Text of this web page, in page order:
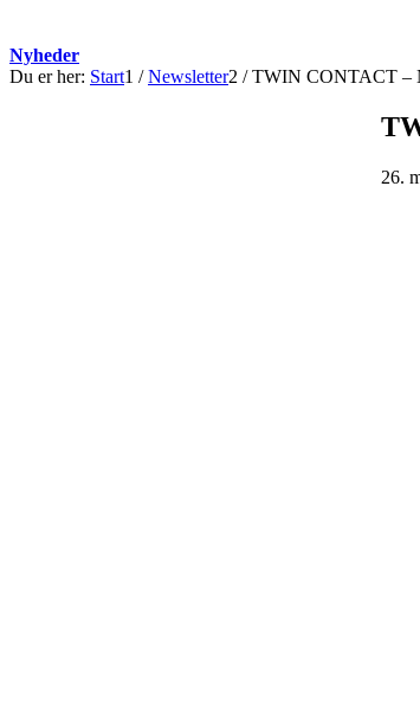
Nyheder
Du er her: Start1 / Newsletter2 / TWIN CONTACT –
26.